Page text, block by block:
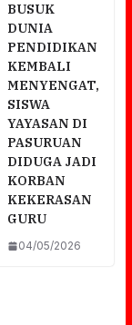
BUSUK
DUNIA
PENDIDIKAN
KEMBALI
MENYENGAT,
SISWA
YAYASAN DI
PASURUAN
DIDUGA JADI
KORBAN
KEKERASAN
GURU
04/05/2026